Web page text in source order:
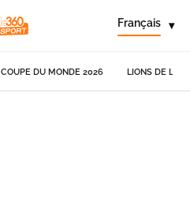
Français ▾
COUPE DU MONDE 2026 LIONS DE